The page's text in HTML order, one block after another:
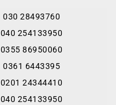
030 28493760
040 254133950
0355 86950060
0361 6443395
0201 24344410
040 254133950